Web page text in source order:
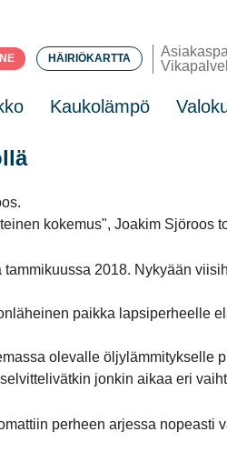
HÄIRIÖKARTTA
Kaukolämpö
kokemus", Joakim Sjöroos
2018. Nykyään
paikka lapsiperheelle
olevalle öljylämmitykselle
jonkin aikaa eri
perheen arjessa